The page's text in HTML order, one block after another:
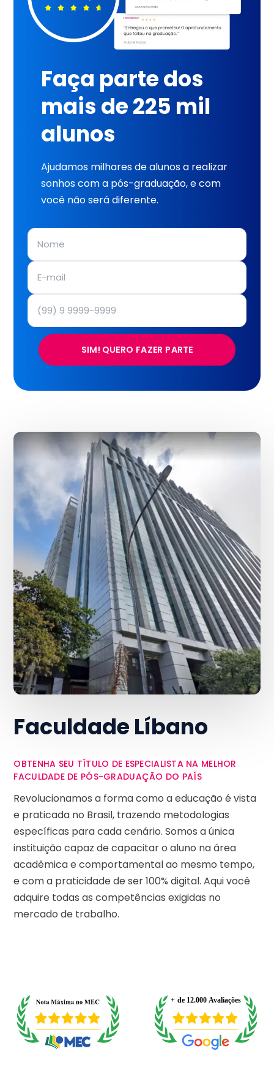
Faça parte dos
mais de 225 mil
alunos
Ajudamos milhares de alunos a realizar
sonhos com a pós-graduação, e com
você não será diferente.
SIM! QUERO FAZER PARTE
Faculdade Líbano
OBTENHA SEU TÍTULO DE ESPECIALISTA NA MELHOR
FACULDADE DE PÓS-GRADUAÇÃO DO PAÍS
Revolucionamos a forma como a educação é vista
e praticada no Brasil, trazendo metodologias
específicas para cada cenário. Somos a única
instituição capaz de capacitar o aluno na área
acadêmica e comportamental ao mesmo tempo,
e com a praticidade de ser 100% digital. Aqui você
adquire todas as competências exigidas no
mercado de trabalho.